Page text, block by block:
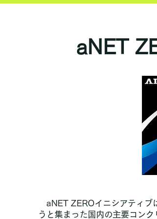
aNET
aNET ZEROイニシアティブ
うと集まった国内の主要コン